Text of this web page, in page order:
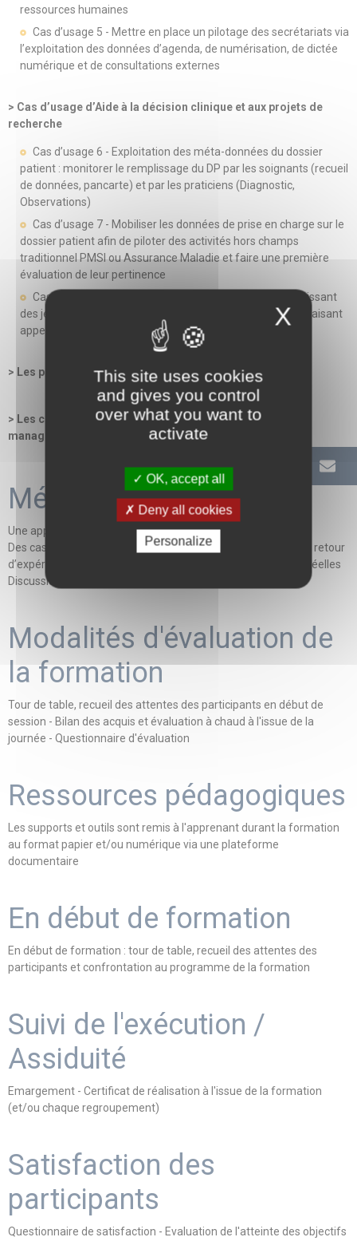
ressources humaines
Cas d’usage 5 - Mettre en place un pilotage des secrétariats via
l’exploitation des données d’agenda, de numérisation, de dictée
numérique et de consultations externes
> Cas d’usage d’Aide à la décision clinique et aux projets de
recherche
Cas d’usage 6 - Exploitation des méta-données du dossier
patient : monitorer le remplissage du DP par les soignants (recueil
de données, pancarte) et par les praticiens (Diagnostic,
Observations)
Cas d’usage 7 - Mobiliser les données de prise en charge sur le
dossier patient afin de piloter des activités hors champs
traditionnel PMSI ou Assurance Maladie et faire une première
évaluation de leur pertinence
Cas d’usage 8 - Aider les projets de recherche en fournissant
des jeux de données ad hoc les plus pertinents possibles, faisant
appel à plusieurs domaines ditincts
> Les principales solutions informatiques adéquates
> Les conditions de réussite organisationnelles et
managériales
Méthodes mobilisées
Une approche pragmatique et opérationnelle
Des cas d’usage et des illustrations concrètes sous forme de retour
d’expérience et d’exemples réalisés sur la base de données réelles
Discussions et débats autour de chaque cas d’usage
Modalités d'évaluation de
la formation
Tour de table, recueil des attentes des participants en début de
session - Bilan des acquis et évaluation à chaud à l'issue de la
journée - Questionnaire d'évaluation
Ressources pédagogiques
Les supports et outils sont remis à l'apprenant durant la formation
au format papier et/ou numérique via une plateforme
documentaire
En début de formation
En début de formation : tour de table, recueil des attentes des
participants et confrontation au programme de la formation
Suivi de l'exécution /
Assiduité
Emargement - Certificat de réalisation à l'issue de la formation
(et/ou chaque regroupement)
Satisfaction des
participants
Questionnaire de satisfaction - Evaluation de l'atteinte des objectifs
X
This site uses cookies
and gives you control
over what you want to
activate
OK, accept all
Deny all cookies
Personalize